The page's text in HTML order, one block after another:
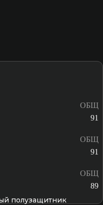
ОБЩ
91
ОБЩ
91
ОБЩ
89
полузащитник